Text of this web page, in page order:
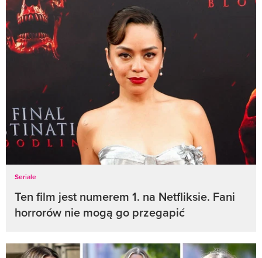
Seriale
Ten film jest numerem 1. na Netfliksie. Fani
horrorów nie mogą go przegapić